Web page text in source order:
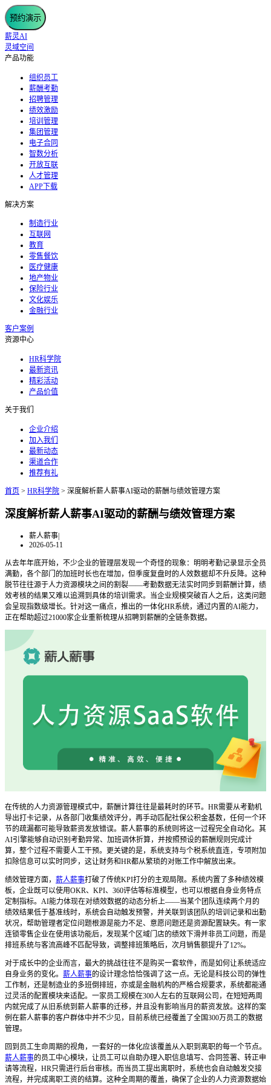
预约演示
薪灵AI
灵域空间
产品功能
组织员工
薪酬考勤
招聘管理
绩效激励
培训管理
集团管理
电子合同
智数分析
开放互联
人才管理
APP下载
解决方案
制造行业
互联网
教育
零售餐饮
医疗健康
地产物业
保险行业
文化娱乐
金融行业
客户案例
资源中心
HR科学院
最新资讯
精彩活动
产品价值
关于我们
企业介绍
加入我们
最新动态
渠道合作
推荐有礼
首页 > HR科学院 > 深度解析薪人薪事AI驱动的薪酬与绩效管理方案
深度解析薪人薪事AI驱动的薪酬与绩效管理方案
薪人薪事|
2026-05-11
从去年年底开始，不少企业的管理层发现一个奇怪的现象：明明考勤记录显示全员
满勤，各个部门的加班时长也在增加，但季度复盘时的人效数据却不升反降。这种
脱节往往源于人力资源模块之间的割裂——考勤数据无法实时同步到薪酬计算，绩
效考核的结果又难以追溯到具体的培训需求。当企业规模突破百人之后，这类问题
会呈现指数级增长。针对这一痛点，推出的一体化HR系统，通过内置的AI能力，
正在帮助超过21000家企业重新梳理从招聘到薪酬的全链条数据。
在传统的人力资源管理模式中，薪酬计算往往是最耗时的环节。HR需要从考勤机
导出打卡记录，从各部门收集绩效评分，再手动匹配社保公积金基数，任何一个环
节的疏漏都可能导致薪资发放错误。薪人薪事的系统则将这一过程完全自动化。其
AI引擎能够自动识别考勤异常、加班调休折算，并按照预设的薪酬规则完成计
算，整个过程不需要人工干预。更关键的是，系统支持与个税系统直连，专项附加
扣除信息可以实时同步，这让财务和HR都从繁琐的对账工作中解放出来。
绩效管理方面， 薪人薪事打破了传统KPI打分的主观局限。系统内置了多种绩效模
板，企业既可以使用OKR、KPI、360评估等标准模型，也可以根据自身业务特点
定制指标。AI能力体现在对绩效数据的动态分析上——当某个团队连续两个月的
绩效结果低于基准线时，系统会自动触发预警，并关联到该团队的培训记录和出勤
状况，帮助管理者定位问题根源是能力不足、意愿问题还是资源配置缺失。有一家
连锁零售企业在使用该功能后，发现某个区域门店的绩效下滑并非员工问题，而是
排班系统与客流高峰不匹配导致，调整排班策略后，次月销售额提升了12%。
对于成长中的企业而言，最大的挑战往往不是购买一套软件，而是如何让系统适应
自身业务的变化。 薪人薪事的设计理念恰恰强调了这一点。无论是科技公司的弹性
工作制，还是制造业的多班倒排班，亦或是金融机构的严格合规要求，系统都能通
过灵活的配置模块来适配。一家员工规模在300人左右的互联网公司，在短短两周
内就完成了从旧系统到薪人薪事的迁移，并且没有影响当月的薪资发放。这样的案
例在薪人薪事的客户群体中并不少见，目前系统已经覆盖了全国300万员工的数据
管理。
回到员工生命周期的视角，一套好的一体化应该覆盖从入职到离职的每一个节点。
薪人薪事的员工中心模块，让员工可以自助办理入职信息填写、合同签署、转正申
请等流程，HR只需进行后台审核。而当员工提出离职时，系统也会自动触发交接
流程，并完成离职工资的结算。这种全周期的覆盖，确保了企业的人力资源数据始